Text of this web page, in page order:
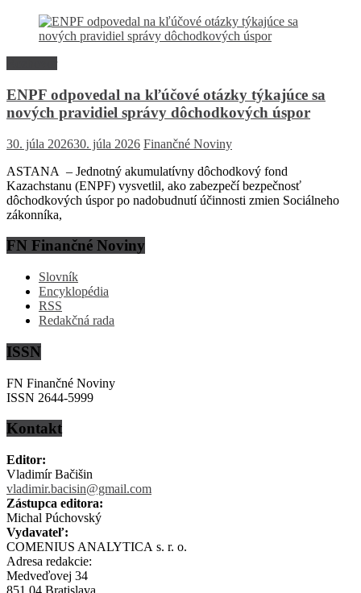
ENPF odpovedal na kľúčové otázky týkajúce sa
nových pravidiel správy dôchodkových úspor
30. júla 202630. júla 2026 Finančné Noviny
ASTANA – Jednotný akumulatívny dôchodkový fond
Kazachstanu (ENPF) vysvetlil, ako zabezpečí bezpečnosť
dôchodkových úspor po nadobudnutí účinnosti zmien Sociálneho
zákonníka,
FN Finančné Noviny
Slovník
Encyklopédia
RSS
Redakčná rada
ISSN
FN Finančné Noviny
ISSN 2644-5999
Kontakt
Editor:
Vladimír Bačišin
vladimir.bacisin@gmail.com
Zástupca editora:
Michal Púchovský
Vydavateľ:
COMENIUS ANALYTICA s. r. o.
Adresa redakcie:
Medveďovej 34
851 04 Bratislava